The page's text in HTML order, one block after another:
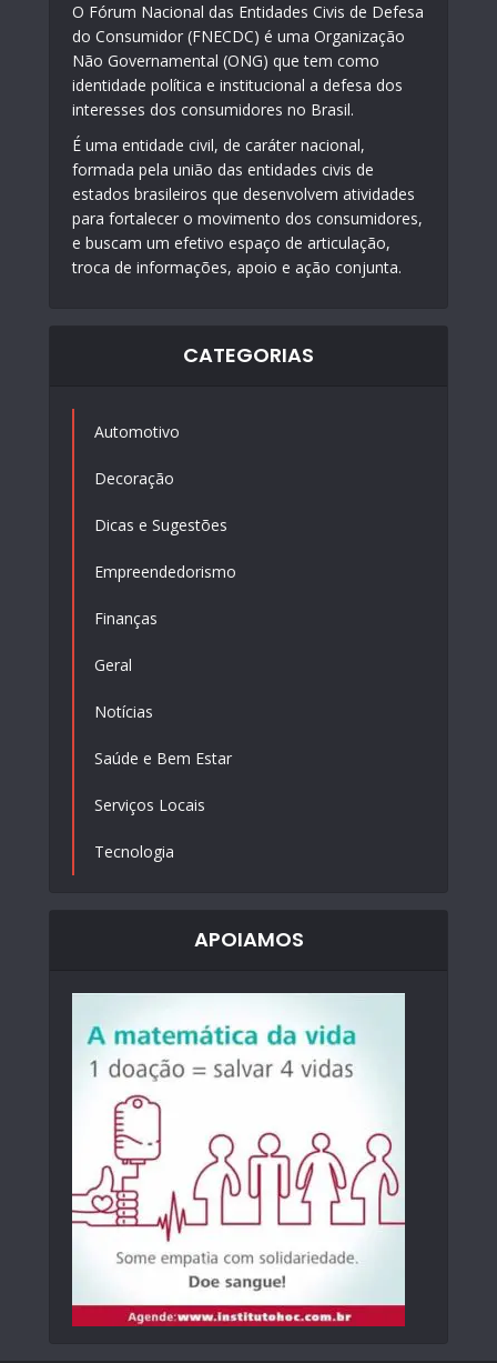
O Fórum Nacional das Entidades Civis de Defesa
do Consumidor (FNECDC) é uma Organização
Não Governamental (ONG) que tem como
identidade política e institucional a defesa dos
interesses dos consumidores no Brasil.
É uma entidade civil, de caráter nacional,
formada pela união das entidades civis de
estados brasileiros que desenvolvem atividades
para fortalecer o movimento dos consumidores,
e buscam um efetivo espaço de articulação,
troca de informações, apoio e ação conjunta.
CATEGORIAS
Automotivo
Decoração
Dicas e Sugestões
Empreendedorismo
Finanças
Geral
Notícias
Saúde e Bem Estar
Serviços Locais
Tecnologia
APOIAMOS